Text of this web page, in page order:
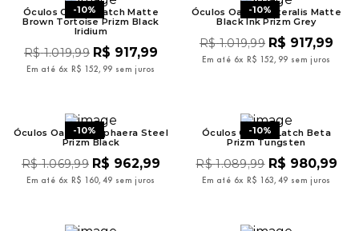
-10%
Óculos Oakley Latch Matte
Brown Tortoise Prizm Black
Iridium
R$ 1.019,99 R$ 917,99
Em até 6x R$ 152, 99 sem juros
-10%
Óculos Oakley Lateralis Matte
Black Ink Prizm Grey
R$ 1.019,99 R$ 917,99
Em até 6x R$ 152, 99 sem juros
-10%
Óculos Oakley BiSphaera Steel
Prizm Black
R$ 1.069,99 R$ 962,99
Em até 6x R$ 160, 49 sem juros
-10%
Óculos Oakley Latch Beta
Prizm Tungsten
R$ 1.089,99 R$ 980,99
Em até 6x R$ 163, 49 sem juros